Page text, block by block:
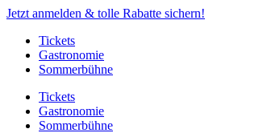
Jetzt anmelden & tolle Rabatte sichern!
Tickets
Gastronomie
Sommerbühne
Tickets
Gastronomie
Sommerbühne